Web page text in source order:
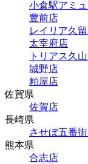
小倉駅アミ
豊前店
レイリア久
太宰府店
トリアス久
城野店
粕屋店
佐賀県
佐賀店
長崎県
させぼ五番
熊本県
合志店